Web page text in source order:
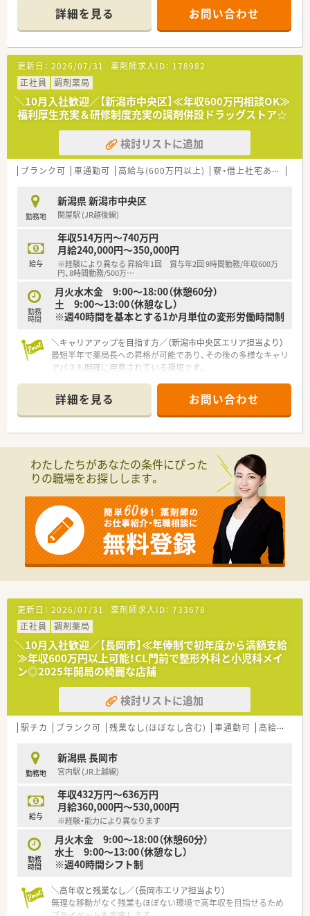
す。
■スタッフは手厚く配置されており、急な用事や体調不良の際に
もお互いにフォローし合える体制がしっかりと構築されていま
す。
給を活用して私生活を充実させられますよ。
＊------------------------------------------＊
【店舗情報と応需状況について】
■最寄り駅である早通駅から車で6分ほどの場所に位置してお
り、毎日の通勤にはマイカーを利用して快適に通えます。
■近隣に位置する病院から1日に約100枚の処方箋を受け付けて
おり、主にリハビリ科を中心に応需しています。
■店舗には複数名の常勤スタッフが在籍しているため負担が抑
えられ、日々落ち着いた環境で業務に取り組めます。
【法人特徴について】
■100を超える法人で構成される大規模グループの商事会社と
して、多角的に事業を展開する安定企業です。
■主にグループ内の医療機関や福祉施設へサービスを提供して
■地域密着の経営方針を掲げており、医療機器の販売から設計・
保守まで幅広く地域に貢献しています。
【勤務実態について】
■変形労働時間制を採用しており年間休日は123日と多く、メリ
ハリをつけて無理なく勤務できます。
■基本の休日は土曜午後・日曜・祝日に設定されており、週末にし
■土曜日の出勤は月に1回程度の交代制となっているため、ご家
族や友人との予定も立てやすいです。
■全社的に働き方改革へ取り組んでおり、年間休日123日と有給
消化率70%以上をしっかり実現しています。
■スタッフの持続的な成長を支援するため、充実した社内教育制
度や資格取得のバックアップ体制を整えています。
■大手グループの特典として、提携スポーツの無料観戦やイベン
ト無料入場チケットを配布しています。
詳細を見る お問い合わせ
更新日： 2026/07/31 薬剤師求人ID： 178982
正社員
調剤薬局
＼10月入社歓迎／【新潟市中央区】≪年収600万円相談OK≫
福利厚生充実＆研修制度充実の調剤併設ドラッグストア☆
検討リストに追加
ブランク可 車通勤可 高給与(600万円以上) 寮・借上社宅あり
勤務地
新潟県 新潟市中央区
関屋駅 (JR越後線)
給与
年収514万円～740万円
月給240,000円～350,000円
※経験により異なる 昇給年1回 賞与年2回 9時間勤務/年収600万
円、8時間勤務/500万…
勤務
時間
月火水木金 9:00～18:00（休憩60分）
土 9:00～13:00（休憩なし）
※週40時間を基本とする1か月単位の変形労働時間制
＼キャリアアップを目指す方／（新潟市中央区エリア担当より）
最短半年で薬局長への昇格が可能であり、その後の多様なキャリ
アパスも明確に用意されている環境です。
【店舗情報と応需状況について】
■関屋駅から車で15分の立地にある調剤併設型のドラッグスト
アであり、車通勤にも便利な環境です。
■内科や整形外科など総合科目の処方箋を1日約30枚応需し、居
■薬剤師は常勤2名と非常勤が複数名在籍しており、充実した人
員体制で日々の業務に取り組んでいます。
■創業から150年以上の歴史を持ち、現在は全国で600店舗以上
を展開する業界トップクラスの企業です。
■「健康と美と衛生において社会貢献する」という経営理念を掲
げ、地域に密着した店舗作りを行っています。
■ショートタイムショッピングをコンセプトに、ヘルスや調剤を
1店舗に集約した利便性の高い事業展開です。
■平日の開局時間は18時までとなっており、メリハリをつけて
働くことが可能で残業時間も少なめです。
■有給休暇の平均取得日数は10.4日と高く、年に1度は1週間程
度のリフレッシュ休暇を取得できます。
■多くの店舗に医療事務が配置されているため、薬剤師が専門業
務に専念できる人員体制が整っています。
【想定される業務内容】
■調剤業務や服薬指導に加え、居宅への訪問や配達といった在宅
業務など幅広い業務を担当していただきます。
■総合病院の近隣に位置しているため、多種多様な科目の処方箋
■一般用医薬品の販売や健康相談にも対応し、お客様の生活を総
合的にサポートする業務にも従事します。
詳細を見る お問い合わせ
わたしたちがあなたの条件にぴった
りの職場をお探しします。
更新日： 2026/07/31 薬剤師求人ID： 733678
正社員
調剤薬局
＼10月入社歓迎／【長岡市】≪年俸制で初年度から満額支給
≫年収600万円以上可能！CL門前で整形外科と小児科メイ
ン◎2025年開局の綺麗な店舗
検討リストに追加
駅チカ ブランク可 残業なし(ほぼなし含む) 車通勤可 高給与(600万円以上)
勤務地
新潟県 長岡市
宮内駅 (JR上越線)
給与
年収432万円～636万円
月給360,000円～530,000円
※経験・能力により異なります
勤務
時間
月火木金 9:00～18:00（休憩60分）
水土 9:00～13:00（休憩なし）
※週40時間シフト制
＼高年収と残業なし／（長岡市エリア担当より）
無理な移動がなく残業もほぼない環境で高年収を目指せるため